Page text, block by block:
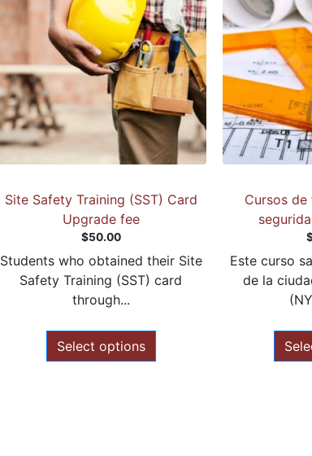
Site Safety Training (SST) Card
Upgrade fee
$50.00
Students who obtained their Site
Safety Training (SST) card
through...
Select options
Cursos
Este curso
de la